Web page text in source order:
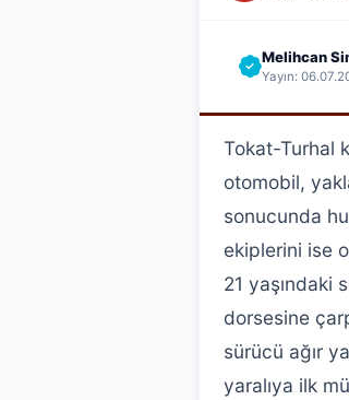
Melihcan
Yayın:
Tokat-Turhal
otomobil,
sonucunda
ekiplerini ise
21 yaşındaki
dorsesine
sürücü ağır
yaralıya ilk